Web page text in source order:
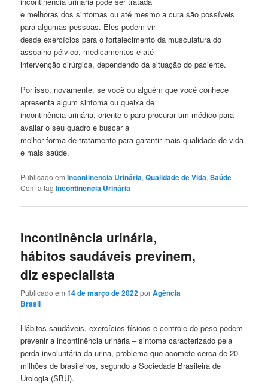
e melhoras dos sintomas ou até mesmo a cura são possíveis
para algumas pessoas. Eles podem vir
desde exercícios para o fortalecimento da musculatura do
assoalho pélvico, medicamentos e até
intervenção cirúrgica, dependendo da situação do paciente.
Por isso, novamente, se você ou alguém que você conhece
apresenta algum sintoma ou queixa de
incontinência urinária, oriente-o para procurar um médico para
avaliar o seu quadro e buscar a
melhor forma de tratamento para garantir mais qualidade de vida
e mais saúde.
Publicado em Incontinência Urinária,Qualidade de Vida,Saúde |
Com a tagIncontinência Urinária
Incontinência urinária,
hábitos saudáveis previnem,
diz especialista
Publicado em14 de março de 2022porAgência
Brasil
Hábitos saudáveis, exercícios físicos e controle do peso podem
prevenir a incontinência urinária – sintoma caracterizado pela
perda involuntária da urina, problema que acomete cerca de 20
milhões de brasileiros, segundo a Sociedade Brasileira de
Urologia (SBU).